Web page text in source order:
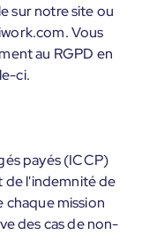
sur notre site ou
Vous
au RGPD en
ci.
payés (ICCP)
de l'indemnité de
chaque mission
des cas de non-